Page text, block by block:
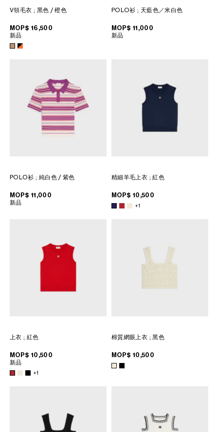
V領毛衣 ; 黑色 / 橙色
MOP$ 16,500
新品
POLO衫; 天藍色／米白色
MOP$ 11,000
新品
POLO衫; 純白色 / 紫色
MOP$ 11,000
新品
精細羊毛上衣 ; 紅色
MOP$ 10,500
+1
上衣; 紅色
MOP$ 10,500
新品
+1
棉質網眼上衣 ; 黑色
MOP$ 10,500